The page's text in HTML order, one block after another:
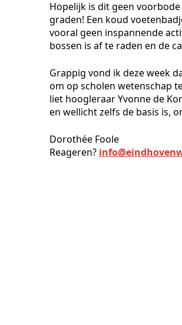
Hopelijk is dit geen
graden! Een koud
vooral geen inspannende
bossen is af te raden en de
Grappig vond ik deze week
om op scholen wetenschap
liet hoogleraar Yvonne de
en wellicht zelfs de basis is,
Dorothée Foole
Reageren?